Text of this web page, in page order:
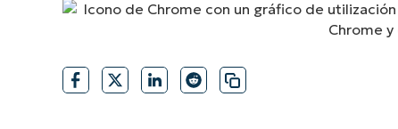
MIRA UNA
CONTACTO DE VENTAS
CONTACTO DE VENTAS